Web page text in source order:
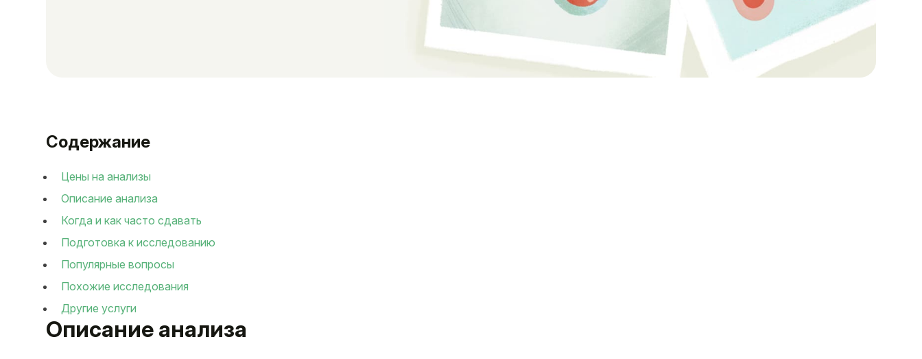
Описание анализа
Содержание
Цены на анализы
Описание анализа
Когда и как часто сдавать
Подготовка к исследованию
Популярные вопросы
Похожие исследования
Другие услуги